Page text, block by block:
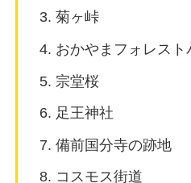
菊ヶ峠
おかやまフォレス
宗堂桜
足王神社
備前国分寺の跡地
コスモス街道